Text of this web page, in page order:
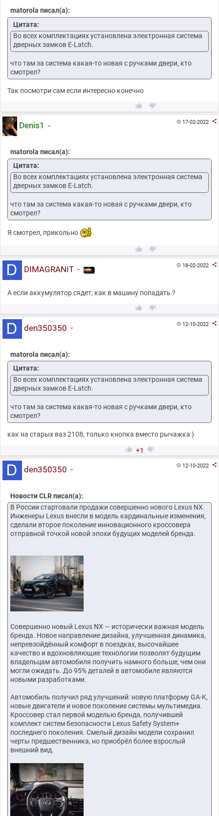
matorola писал(а):
Цитата:
Во всех комплектациях установлена электронная система
дверных замков E-Latch.
что там за система какая-то новая с ручками двери, кто
смотрел?
Так посмотри сам если интересно конечно
 
17-02-2022 
Denis1
matorola писал(а):
Цитата:
Во всех комплектациях установлена электронная система
дверных замков E-Latch.
что там за система какая-то новая с ручками двери, кто
смотрел?
Я смотрел, прикольно
 
18-02-2022 
DIMAGRANIT
А если аккумулятор сядет, как в машину попадать ?
 
12-10-2022 
den350350
matorola писал(а):
Цитата:
Во всех комплектациях установлена электронная система
дверных замков E-Latch.
что там за система какая-то новая с ручками двери, кто
смотрел?
как на старых ваз 2108, только кнопка вместо рычажка )
 +1 
12-10-2022 
den350350
Новости CLR писал(а):
В России стартовали продажи совершенно нового Lexus NX.
Инженеры Lexus внесли в модель кардинальные изменения,
сделали второе поколение инновационного кроссовера
отправной точкой новой эпохи будущих моделей бренда.
Совершенно новый Lexus NX — исторически важная модель
бренда. Новое направление дизайна, улучшенная динамика,
непревзойдённый комфорт в поездках, высочайшее
качество и вдохновляющие технологии позволят будущим
владельцам автомобиля получить намного больше, чем они
могли ожидать. До 95% деталей в автомобиле являются
новыми разработками.
Автомобиль получил ряд улучшений: новую платформу GA-K,
новые двигатели и новое поколение системы мультимедиа.
Кроссовер стал первой моделью бренда, получившей
комплект систем безопасности Lexus Safety System+
последнего поколения. Смелый дизайн модели сохранил
черты предшественника, но приобрёл более взрослый
внешний вид.